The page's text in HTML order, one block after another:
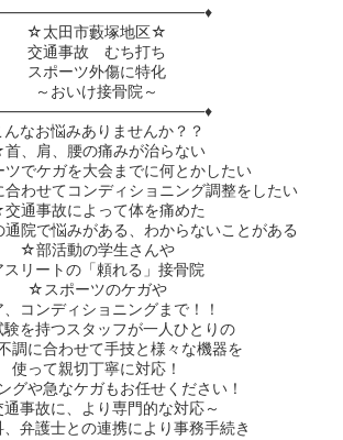
☆太田市藪塚地区☆
交通事故 むち打ち
スポーツ外傷に特化
～おいけ接骨院～
んなお悩みありませんか？？
首、肩、腰の痛みが治らない
ツでケガを大会までに何とかしたい
合わせてコンディショニング調整をしたい
交通事故によって体を痛めた
通院で悩みがある、わからないことがある
☆部活動の学生さんや
スリートの「頼れる」接骨院
☆ スポーツのケガや
、コンディショニングまで！！
験を持つスタッフが一人ひとりの
調に合わせて手技と様々な機器を
使って親切丁寧に対応！
グや急なケガもお任せください！
通事故に、より専門的な対応～
弁護士との連携により事務手続き